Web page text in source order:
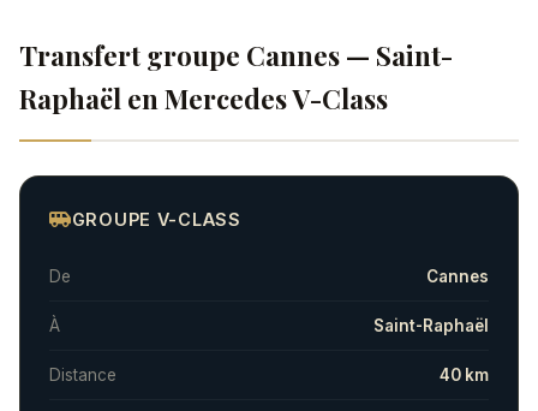
Transfert groupe Cannes — Saint-
Raphaël en Mercedes V-Class
GROUPE V-CLASS
De Cannes
À Saint-Raphaël
Distance 40 km